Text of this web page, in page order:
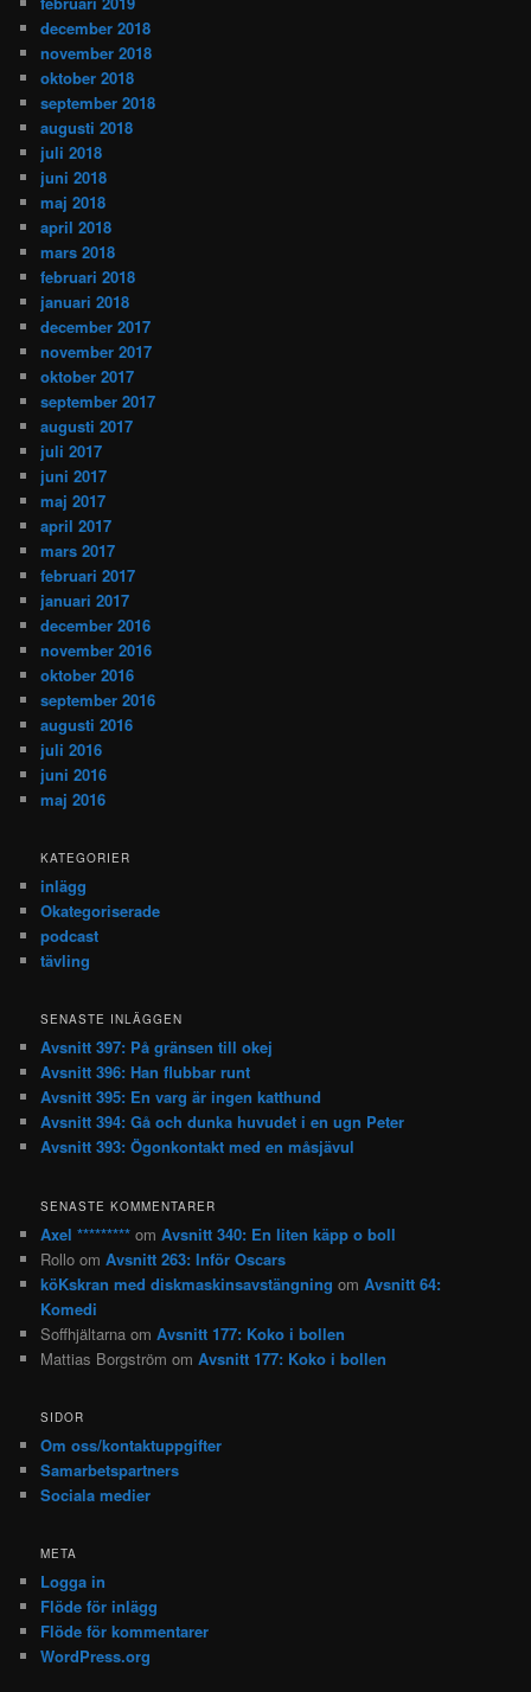
december 2018
november 2018
oktober 2018
september 2018
augusti 2018
juli 2018
juni 2018
maj 2018
april 2018
mars 2018
februari 2018
januari 2018
december 2017
november 2017
oktober 2017
september 2017
augusti 2017
juli 2017
juni 2017
maj 2017
april 2017
mars 2017
februari 2017
januari 2017
december 2016
november 2016
oktober 2016
september 2016
augusti 2016
juli 2016
juni 2016
maj 2016
KATEGORIER
inlägg
Okategoriserade
podcast
tävling
SENASTE INLÄGGEN
Avsnitt 397: På gränsen till okej
Avsnitt 396: Han flubbar runt
Avsnitt 395: En varg är ingen katthund
Avsnitt 394: Gå och dunka huvudet i en ugn Peter
Avsnitt 393: Ögonkontakt med en måsjävul
SENASTE KOMMENTARER
Axel ********* omAvsnitt 340: En liten käpp o boll
Rollo omAvsnitt 263: Inför Oscars
köKskran med diskmaskinsavstängning omAvsnitt 64:
Komedi
Soffhjältarna omAvsnitt 177: Koko i bollen
Mattias Borgström omAvsnitt 177: Koko i bollen
SIDOR
Om oss/kontaktuppgifter
Samarbetspartners
Sociala medier
META
Logga in
Flöde för inlägg
Flöde för kommentarer
WordPress.org